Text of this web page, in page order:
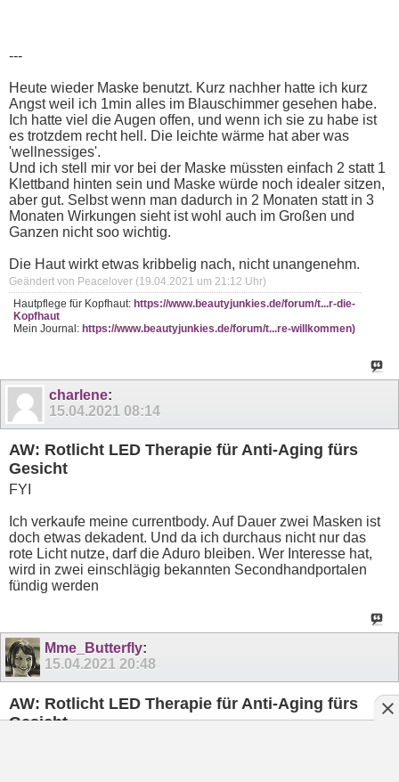
---
Heute wieder Maske benutzt. Kurz nachher hatte ich kurz
Angst weil ich 1min alles im Blauschimmer gesehen habe.
Ich hatte viel die Augen offen, und wenn ich sie zu habe ist
es trotzdem recht hell. Die leichte wärme hat aber was
'wellnessiges'.
Und ich stell mir vor bei der Maske müssten einfach 2 statt 1
Klettband hinten sein und Maske würde noch idealer sitzen,
aber gut. Selbst wenn man dadurch in 2 Monaten statt in 3
Monaten Wirkungen sieht ist wohl auch im Großen und
Ganzen nicht soo wichtig.
Die Haut wirkt etwas kribbelig nach, nicht unangenehm.
Geändert von Peacelover (19.04.2021 um 21:12 Uhr)
Hautpflege für Kopfhaut: https://www.beautyjunkies.de/forum/t...r-die-
Kopfhaut
Mein Journal: https://www.beautyjunkies.de/forum/t...re-willkommen)
charlene:
15.04.2021 08:14
AW: Rotlicht LED Therapie für Anti-Aging fürs
Gesicht
FYI
Ich verkaufe meine currentbody. Auf Dauer zwei Masken ist
doch etwas dekadent. Und da ich durchaus nicht nur das
rote Licht nutze, darf die Aduro bleiben. Wer Interesse hat,
wird in zwei einschlägig bekannten Secondhandportalen
fündig werden
Mme_Butterfly:
15.04.2021 20:48
AW: Rotlicht LED Therapie für Anti-Aging fürs
Gesicht